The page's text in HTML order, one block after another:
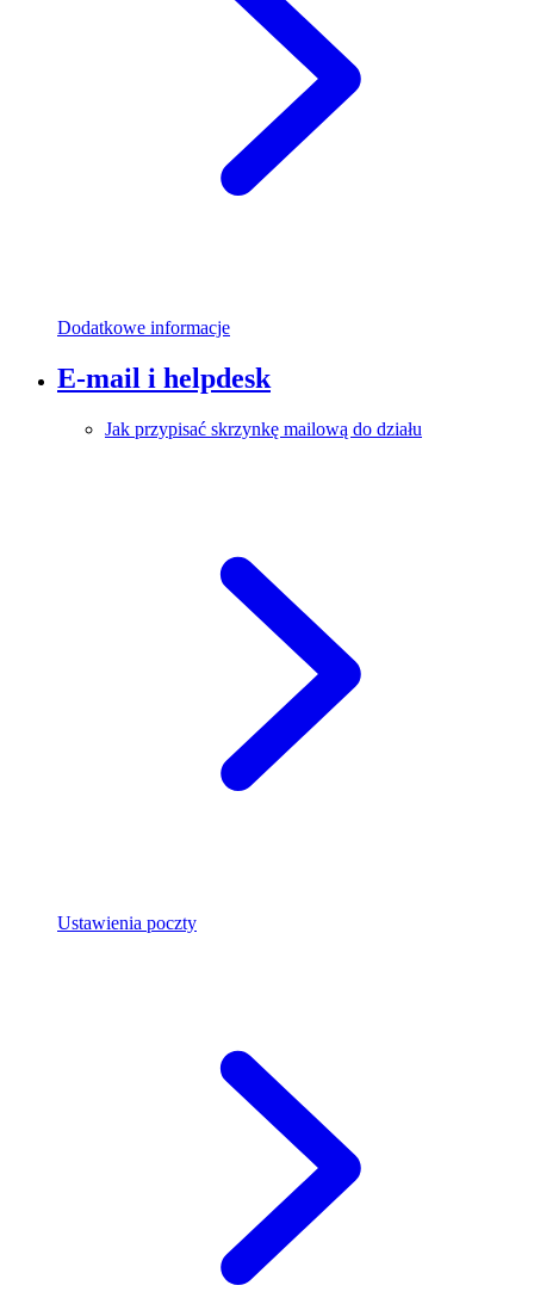
Dodatkowe informacje
E-mail i helpdesk
Jak przypisać skrzynkę mailową do działu
Ustawienia poczty